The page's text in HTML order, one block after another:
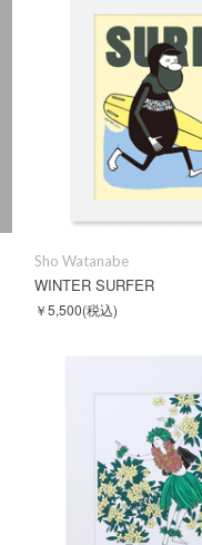
Sho Watanabe
WINTER SURFER
￥5,500(税込)